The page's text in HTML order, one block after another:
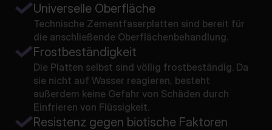
Universelle Oberfläche
Technische Zementfaserplatten sind bereit für
die anschließende Oberflächenbehandlung.
Frostbeständigkeit
Die Platten selbst sind völlig frostbeständig. Da
sie nicht auf Wasser reagieren, besteht
außerdem keine Gefahr von Schäden durch
Einfrieren von Flüssigkeit.
Resistenz gegen biotische Faktoren